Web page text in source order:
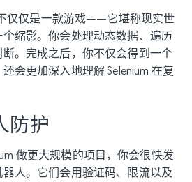
仅仅是一款游戏——它堪称现实世
缩影。你会处理动态数据、遍历
。完成之后，你不仅会得到一个
会更加深入地理解 Selenium 在复
防护
做更大规模的项目，你会很快发
人。它们会用验证码、限流以及